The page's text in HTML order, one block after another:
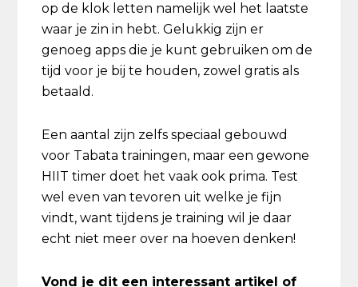
op de klok letten namelijk wel het laatste
waar je zin in hebt. Gelukkig zijn er
genoeg apps die je kunt gebruiken om de
tijd voor je bij te houden, zowel gratis als
betaald.
Een aantal zijn zelfs speciaal gebouwd
voor Tabata trainingen, maar een gewone
HIIT timer doet het vaak ook prima. Test
wel even van tevoren uit welke je fijn
vindt, want tijdens je training wil je daar
echt niet meer over na hoeven denken!
Vond je dit een interessant artikel of